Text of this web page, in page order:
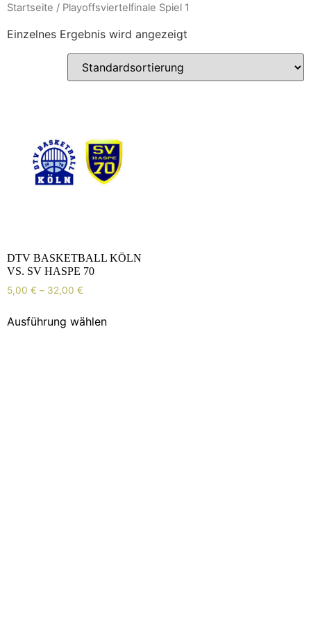
Zum
wechseln
Startseite / Playoffsviertelfinale Spiel 1
Einzelnes Ergebnis wird angezeigt
DTV BASKETBALL KÖLN
VS. SV HASPE 70
5,00 € – 32,00 €
Ausführung wählen